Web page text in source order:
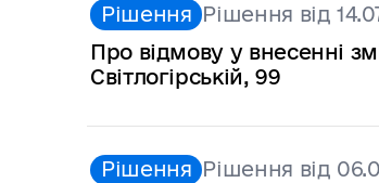
Рішення Рішення від
Про відмову у внесенні
Світлогірській, 99
Рішення Рішення від